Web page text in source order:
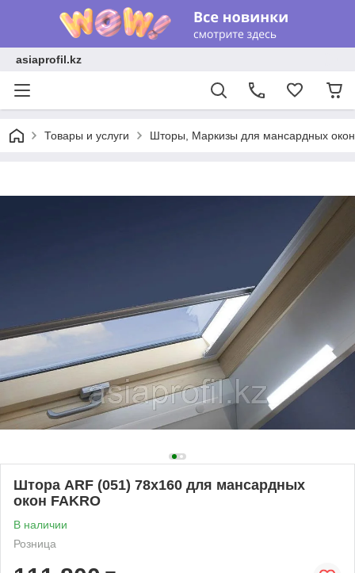
asiaprofil.kz
Товары и услуги Шторы, Маркизы для мансардных
Штора ARF (051) 78x160 для мансардных
окон FAKRO
В наличии
Розница